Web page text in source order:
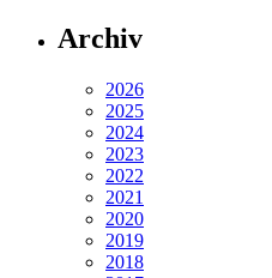
Archiv
2026
2025
2024
2023
2022
2021
2020
2019
2018